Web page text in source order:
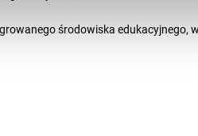
środowiska edukacyjnego,